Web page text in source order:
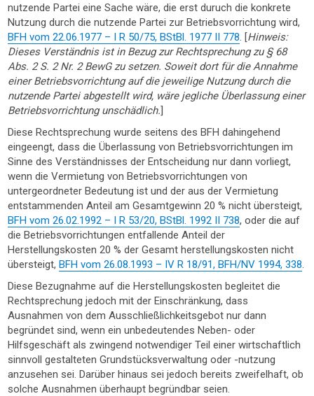
nutzende Partei eine Sache wäre, die erst duruch die konkrete
Nutzung durch die nutzende Partei zur Betriebsvorrichtung wird,
BFH vom 22.06.1977 – I R 50/75, BStBl. 1977 II 778. [Hinweis:
Dieses Verständnis ist in Bezug zur Rechtsprechung zu § 68
Abs. 2 S. 2 Nr. 2 BewG zu setzen. Soweit dort für die Annahme
einer Betriebsvorrichtung auf die jeweilige Nutzung durch die
nutzende Partei abgestellt wird, wäre jegliche Überlassung einer
Betriebsvorrichtung unschädlich.]
Diese Rechtsprechung wurde seitens des BFH dahingehend
eingeengt, dass die Überlassung von Betriebsvorrichtungen im
Sinne des Verständnisses der Entscheidung nur dann vorliegt,
wenn die Vermietung von Betriebsvorrichtungen von
untergeordneter Bedeutung ist und der aus der Vermietung
entstammenden Anteil am Gesamtgewinn 20 % nicht übersteigt,
BFH vom 26.02.1992 – I R 53/20, BStBl. 1992 II 738, oder die auf
die Betriebsvorrichtungen entfallende Anteil der
Herstellungskosten 20 % der Gesamt herstellungskosten nicht
übersteigt,BFH vom 26.08.1993 – IV R 18/91, BFH/NV 1994, 338.
Diese Bezugnahme auf die Herstellungskosten begleitet die
Rechtsprechung jedoch mit der Einschränkung, dass
Ausnahmen von dem Ausschließlichkeitsgebot nur dann
begründet sind, wenn ein unbedeutendes Neben- oder
Hilfsgeschäft als zwingend notwendiger Teil einer wirtschaftlich
sinnvoll gestalteten Grundstücksverwaltung oder -nutzung
anzusehen sei. Darüber hinaus sei jedoch bereits zweifelhaft, ob
solche Ausnahmen überhaupt begründbar seien.